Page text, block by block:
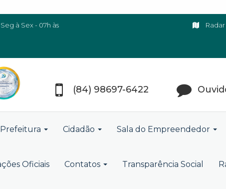
à Sex - 07h às
(84) 98697-6422
Prefeitura Cidadão Sala do Empreendedor
Oficiais Contatos Transparência Social